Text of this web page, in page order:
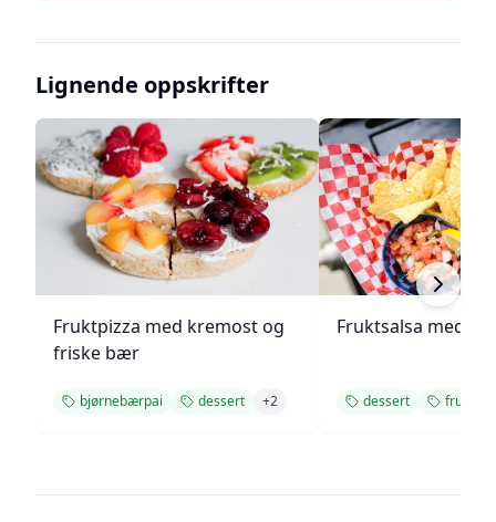
Lignende oppskrifter
Fruktpizza med kremost og
friske bær
bjørnebærpai dessert +2
Fruktsalsa med
dessert fruktpai